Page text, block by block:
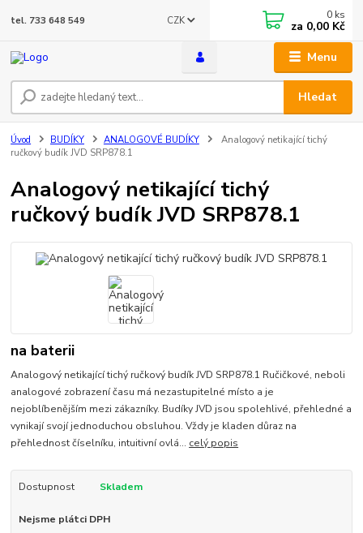
Menu
CZK
Hledat
tel. 733 648 549 0 ks
za 0,00 Kč
Úvod BUDÍKY ANALOGOVÉ BUDÍKY
Analogový netikající tichý
ručkový budík JVD SRP878.1
Analogový netikající tichý
ručkový budík JVD SRP878.1
na baterii
Analogový netikající tichý ručkový budík JVD SRP878.1 Ručičkové, neboli
analogové zobrazení času má nezastupitelné místo a je
nejoblíbenějším mezi zákazníky. Budíky JVD jsou spolehlivé, přehledné a
vynikají svojí jednoduchou obsluhou. Vždy je kladen důraz na
přehlednost číselníku, intuitivní ovlá... celý popis
Dostupnost Skladem
Nejsme plátci DPH